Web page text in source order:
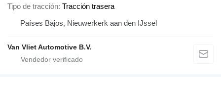
Tipo de tracción Tracción trasera
Países Bajos, Nieuwerkerk aan den IJssel
Van Vliet Automotive B.V.